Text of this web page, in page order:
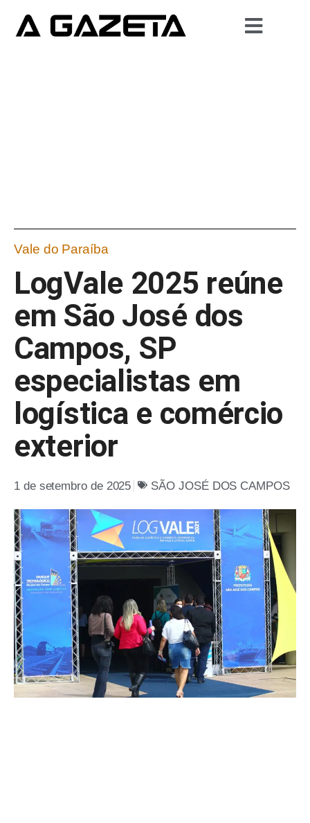
Vale do Paraíba
LogVale 2025 reúne
em São José dos
Campos, SP
especialistas em
logística e comércio
exterior
1 de setembro de 2025 SÃO JOSÉ DOS CAMPOS